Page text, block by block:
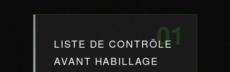
01
LISTE DE CONTRÔLE
AVANT HABILLAGE